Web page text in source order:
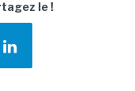
le !